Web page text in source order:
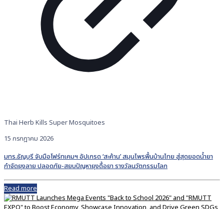
Thai Herb Kills Super Mosquitoes
15 กรกฎาคม 2026
มทร.ธัญบุรี จับมือโฟร์ทเคมฯ อัปเกรด ‘สะค้าน’ สมุนไพรพื้นบ้านไทย สู่สุดยอดน้ำยา
กำจัดยุงลาย ปลอดภัย-สยบปัญหายุงดื้อยา รางวัลนวัตกรรมโลก
Read more